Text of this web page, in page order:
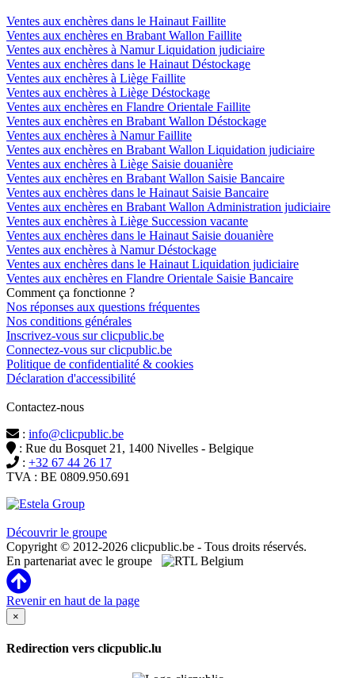
Ventes aux enchères dans le Hainaut Faillite
Ventes aux enchères en Brabant Wallon Faillite
Ventes aux enchères à Namur Liquidation judiciaire
Ventes aux enchères dans le Hainaut Déstockage
Ventes aux enchères à Liège Faillite
Ventes aux enchères à Liège Déstockage
Ventes aux enchères en Flandre Orientale Faillite
Ventes aux enchères en Brabant Wallon Déstockage
Ventes aux enchères à Namur Faillite
Ventes aux enchères en Brabant Wallon Liquidation judiciaire
Ventes aux enchères à Liège Saisie douanière
Ventes aux enchères en Brabant Wallon Saisie Bancaire
Ventes aux enchères dans le Hainaut Saisie Bancaire
Ventes aux enchères en Brabant Wallon Administration judiciaire
Ventes aux enchères à Liège Succession vacante
Ventes aux enchères dans le Hainaut Saisie douanière
Ventes aux enchères à Namur Déstockage
Ventes aux enchères dans le Hainaut Liquidation judiciaire
Ventes aux enchères en Flandre Orientale Saisie Bancaire
Comment ça fonctionne ?
Nos réponses aux questions fréquentes
Nos conditions générales
Inscrivez-vous sur clicpublic.be
Connectez-vous sur clicpublic.be
Politique de confidentialité & cookies
Déclaration d'accessibilité
Contactez-nous
: info@clicpublic.be
: Rue du Bosquet 21, 1400 Nivelles - Belgique
: +32 67 44 26 17
TVA : BE 0809.950.691
Découvrir le groupe
Copyright © 2012-2026 clicpublic.be - Tous droits réservés.
En partenariat avec le groupe
Revenir en haut de la page
×
Redirection vers clicpublic.lu